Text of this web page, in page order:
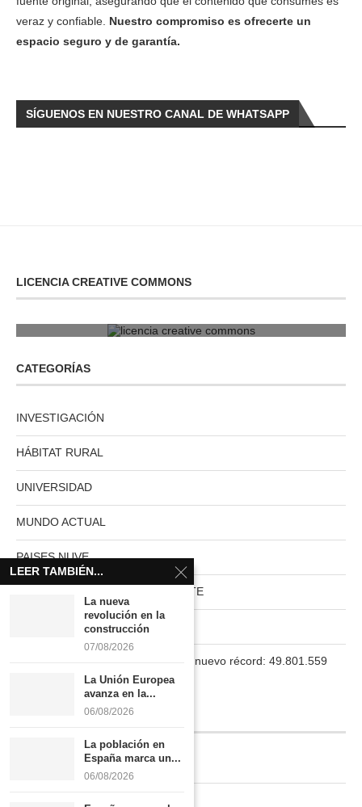
veraz y confiable. Nuestro compromiso es ofrecerte un
espacio seguro y de garantía.
SÍGUENOS EN NUESTRO CANAL DE WHATSAPP
LICENCIA CREATIVE COMMONS
CATEGORÍAS
INVESTIGACIÓN
HÁBITAT RURAL
UNIVERSIDAD
MUNDO ACTUAL
PAISES NUVE
HABITAT RURAL AUTOSUFICIENTE
La población en España marca un nuevo récord: 49.801.559
INFORMACIÓN
Quiénes somos
LEER TAMBIÉN...
La nueva
revolución en la
construcción
07/08/2026
La Unión Europea
avanza en la...
06/08/2026
La población en
España marca un...
06/08/2026